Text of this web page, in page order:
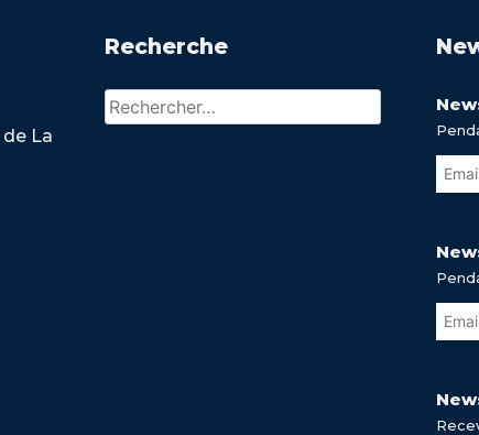
La
Recherche
Rechercher :